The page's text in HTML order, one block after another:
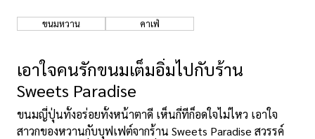
ขนมหวาน คาเฟ่
เอาใจคนรักขนมเต็มอิ่มไปกับร้าน
Sweets Paradise
ขนมญี่ปุ่นทั้งอร่อยทั้งหน้าตาดี เห็นกี่ทีก็อดใจไม่ไหว เอาใจ
สาวกของหวานกับบุฟเฟต์จากร้าน Sweets Paradise สวรรค์